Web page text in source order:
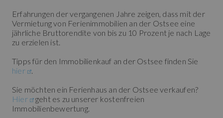
Erfahrungen der vergangenen Jahre zeigen, dass mit der
Vermietung von Ferienimmobilien an der Ostsee eine
jährliche Bruttorendite von bis zu 10 Prozent je nach Lage
zu erzielen ist.
Tipps für den Immobilienkauf an der Ostsee finden Sie
hier
.
Sie möchten ein Ferienhaus an der Ostsee verkaufen?
Hier
geht es zu unserer kostenfreien
Immobilienbewertung.